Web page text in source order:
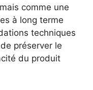
comme une
à long terme
techniques
préserver le
du produit